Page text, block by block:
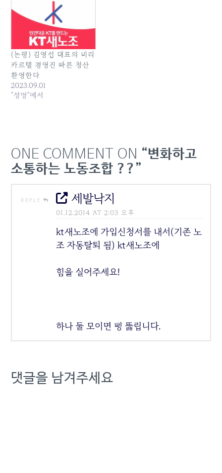
인력 감축 카드를 꺼내 들었
다. 한마디로 자신의 연임을
위한 실적 포장 용이라고 밖
에는 볼 수 없는 졸속적이고
일방적인…
(논평) 김영섭 대표의 비리
카르텔 경영진 빠른 청산
환영한다
2023.09.01
"성명"에서
ONE COMMENT ON “변화하고
소통하는 노동조합 ??”
REPLY 세발낙지
01.12.2014 AT 2:03 오후
kt새노조에 가입신청서를 내서(기존 노
조 자동탈퇴 됨) kt새노조에
힘을 실어주세요!
하나 둘 모이면 뻥 뚫립니다.
댓글을 남겨주세요